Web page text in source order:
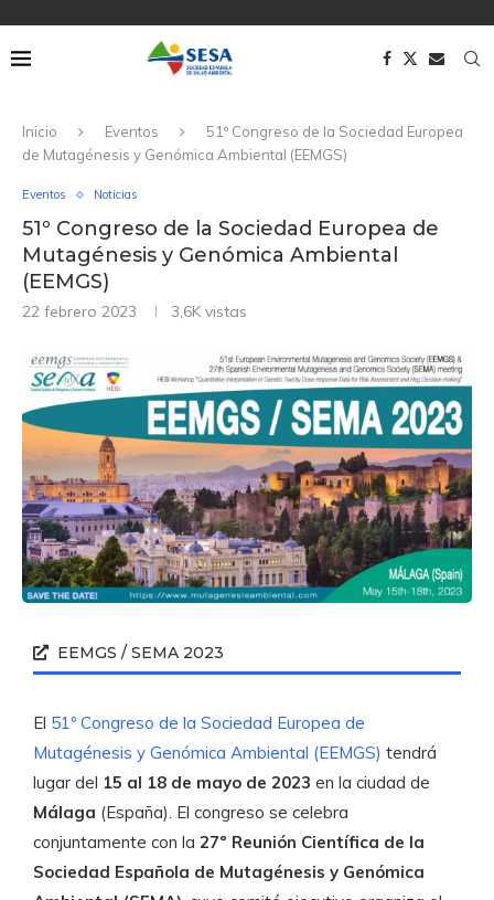
Inicio Eventos
51º Congreso de la Sociedad Europea
de Mutagénesis y Genómica Ambiental (EEMGS)
Eventos Noticias
51º Congreso de la Sociedad Europea de
Mutagénesis y Genómica Ambiental
(EEMGS)
22 febrero 2023 3,6K vistas
EEMGS / SEMA 2023
El 51º Congreso de la Sociedad Europea de
Mutagénesis y Genómica Ambiental (EEMGS) tendrá
lugar del 15 al 18 de mayo de 2023 en la ciudad de
Málaga (España). El congreso se celebra
conjuntamente con la 27º Reunión Científica de la
Sociedad Española de Mutagénesis y Genómica